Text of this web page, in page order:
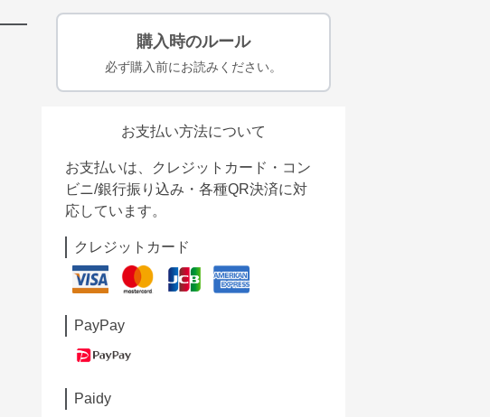
購入時のルール
必ず購入前にお読みください。
お支払い方法について
お支払いは、クレジットカード・コン
ビニ/銀行振り込み・各種QR決済に対
応しています。
クレジットカード
PayPay
Paidy